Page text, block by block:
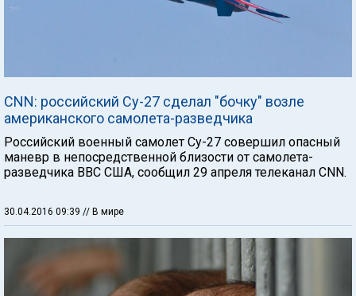
СNN: российский Су-27 сделал "бочку" возле
американского самолета-разведчика
Российский военный самолет Су-27 совершил опасный
маневр в непосредственной близости от самолета-
разведчика ВВС США, сообщил 29 апреля телеканал CNN.
30.04.2016 09:39 // В мире